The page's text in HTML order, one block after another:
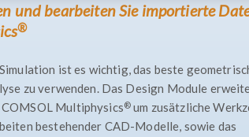
und bearbeiten Sie importierte
®
ist es wichtig, das beste
zu verwenden. Das Design Module
Multiphysics® um zusätzliche
bestehender CAD-Modelle, sowie das